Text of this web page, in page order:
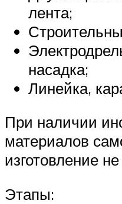
лента;
насадка;
Линейка,
При наличии
материалов
изготовление
Этапы: